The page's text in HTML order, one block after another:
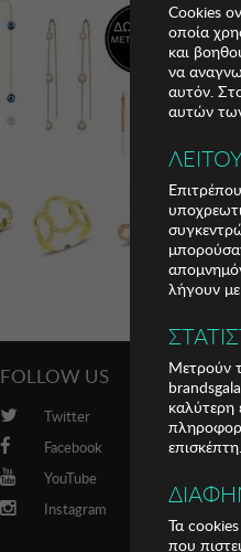
FOLLOW US
Twitter
Facebook
YouTube
Instagram
Brands
Cookies
οποία
και
να
αυτόν.
αυτών
λήγουν
Μετρούν
καλύτερη
επισκέπτη.
Τα
που